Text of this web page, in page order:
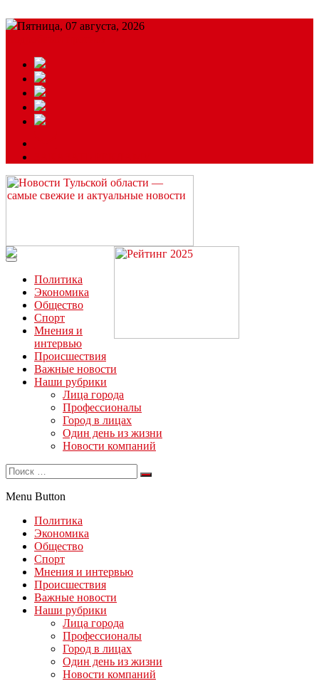
Пятница, 07 августа, 2026
Читайте последние новости дня в Тульской области на сайте
“ЗаНовомосковск”
Политика
Экономика
Общество
Спорт
Мнения и
интервью
Происшествия
Важные новости
Наши рубрики
Лица города
Профессионалы
Город в лицах
Один день из жизни
Новости компаний
Menu Button
Политика
Экономика
Общество
Спорт
Мнения и интервью
Происшествия
Важные новости
Наши рубрики
Лица города
Профессионалы
Город в лицах
Один день из жизни
Новости компаний